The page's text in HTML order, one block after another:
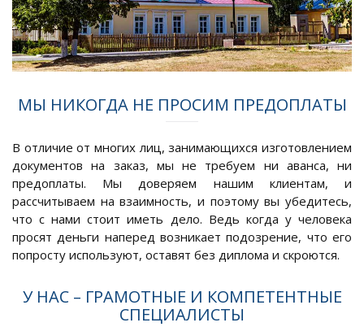
МЫ НИКОГДА НЕ ПРОСИМ ПРЕДОПЛАТЫ
В отличие от многих лиц, занимающихся изготовлением
документов на заказ, мы не требуем ни аванса, ни
предоплаты. Мы доверяем нашим клиентам, и
рассчитываем на взаимность, и поэтому вы убедитесь,
что с нами стоит иметь дело. Ведь когда у человека
просят деньги наперед возникает подозрение, что его
попросту используют, оставят без диплома и скроются.
У НАС – ГРАМОТНЫЕ И КОМПЕТЕНТНЫЕ
СПЕЦИАЛИСТЫ